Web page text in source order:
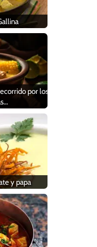
por los
y papa